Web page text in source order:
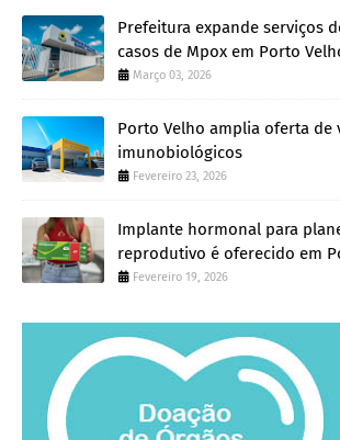
Prefeitura expande serviços
casos de Mpox em Porto
Março 03, 2026
Porto Velho amplia oferta de
imunobiológicos
Fevereiro 23, 2026
Implante hormonal para
reprodutivo é oferecido em
Fevereiro 19, 2026